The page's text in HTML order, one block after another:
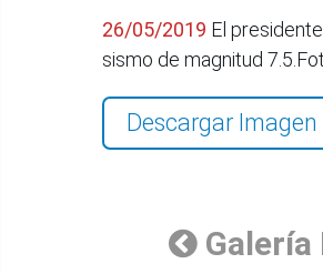
26/05/2019 El
sismo de magnitud
Descargar Imagen